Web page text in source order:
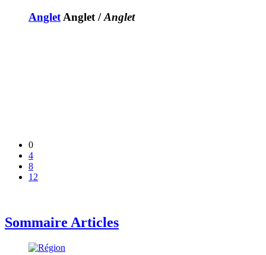
Anglet Anglet /Anglet
0
4
8
12
Sommaire Articles